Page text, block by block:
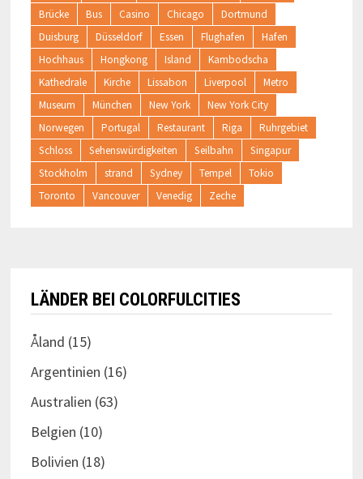
Brücke
Bus Casino Chicago
Dortmund
Duisburg
Düsseldorf Essen Flughafen
Hafen
Hochhaus
Hongkong Island
Kambodscha
Kathedrale
Kirche Lissabon Liverpool
Metro
Museum
München New York
New York City
Norwegen
Portugal Restaurant Riga
Ruhrgebiet
Schloss
Sehenswürdigkeiten Seilbahn
Singapur
Stockholm
strand Sydney Tempel
Tokio
Toronto
Vancouver Venedig Zeche
LÄNDER BEI COLORFULCITIES
Åland (15)
Argentinien (16)
Australien (63)
Belgien (10)
Bolivien (18)